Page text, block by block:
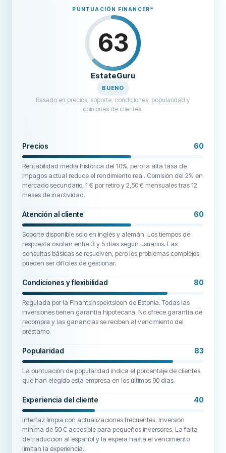
contact FUNDSRETRIEVER today. Email: FUNDSRETRIEVER1 @
Gmail.com | WhatsApp: +1 603-512-1448 | Telegram:
PUNTUACIÓN FINANCER™
63
EstateGuru
BUENO
Basado en precios, soporte, condiciones, popularidad y
opiniones de clientes.
Precios 60
Rentabilidad media histórica del 10%, pero la alta tasa de
impagos actual reduce el rendimiento real. Comisión del 2% en
mercado secundario, 1 € por retiro y 2,50 € mensuales tras 12
meses de inactividad.
Atención al cliente 60
Soporte disponible solo en inglés y alemán. Los tiempos de
respuesta oscilan entre 3 y 5 días según usuarios. Las
consultas básicas se resuelven, pero los problemas complejos
pueden ser difíciles de gestionar.
Condiciones y flexibilidad 80
Regulada por la Finantsinspektsioon de Estonia. Todas las
inversiones tienen garantía hipotecaria. No ofrece garantía de
recompra y las ganancias se reciben al vencimiento del
préstamo.
Popularidad 83
La puntuación de popularidad indica el porcentaje de clientes
que han elegido esta empresa en los últimos 90 días.
Experiencia del cliente 40
Interfaz limpia con actualizaciones frecuentes. Inversión
mínima de 50 € accesible para pequeños inversores. La falta
de traducción al español y la espera hasta el vencimiento
limitan la experiencia.